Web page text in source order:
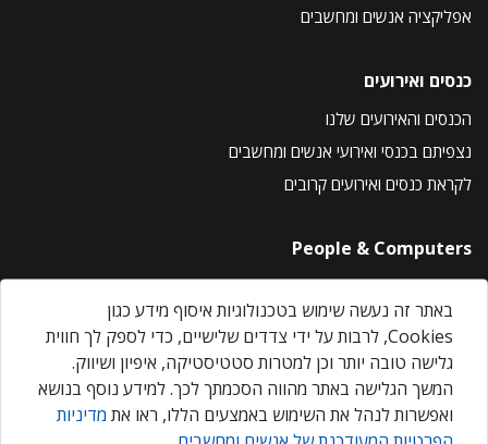
אפליקציה אנשים ומחשבים
כנסים ואירועים
הכנסים והאירועים שלנו
נצפיתם בכנסי ואירועי אנשים ומחשבים
לקראת כנסים ואירועים קרובים
People & Computers
About Us
Privacy Policy
Contact Us
Our Events
באתר זה נעשה שימוש בטכנולוגיות איסוף מידע כגון
Cookies, לרבות על ידי צדדים שלישיים, כדי לספק לך חווית
גלישה טובה יותר וכן למטרות סטטיסטיקה, איפיון ושיווק.
המשך הגלישה באתר מהווה הסכמתך לכך. למידע נוסף בנושא
ואפשרות לנהל את השימוש באמצעים הללו, ראו את מדיניות